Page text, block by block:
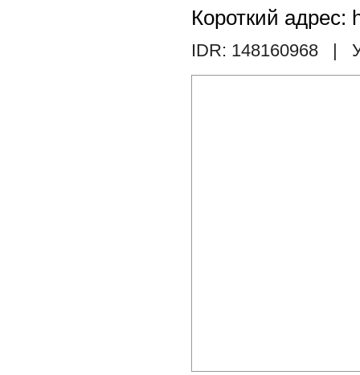
Короткий адрес:
IDR: 148160968 |